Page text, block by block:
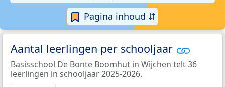
Pagina inhoud ⇵
Aantal leerlingen per schooljaar
Basisschool De Bonte Boomhut in Wijchen telt 36
leerlingen in schooljaar 2025-2026.